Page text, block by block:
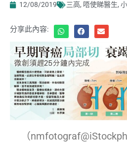
12/08/2019 三高, 唔使睇醫生,
分享此內容:
（